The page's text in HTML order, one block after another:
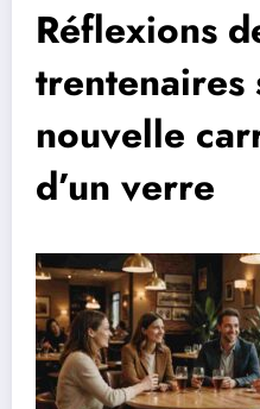
Réflexions
trentenaires
nouvelle
d’un verre